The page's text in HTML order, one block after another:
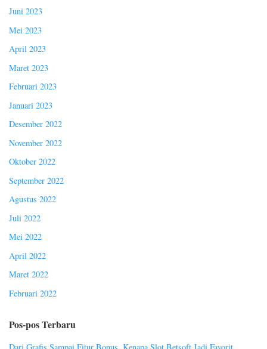
Juni 2023
Mei 2023
April 2023
Maret 2023
Februari 2023
Januari 2023
Desember 2022
November 2022
Oktober 2022
September 2022
Agustus 2022
Juli 2022
Mei 2022
April 2022
Maret 2022
Februari 2022
Pos-pos Terbaru
Dari Grafis Sampai Fitur Bonus, Kenapa Slot Betsoft Jadi Favorit